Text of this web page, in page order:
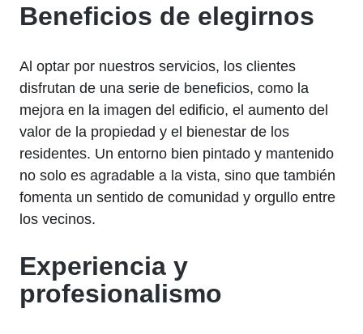
Beneficios de elegirnos
Al optar por nuestros servicios, los clientes
disfrutan de una serie de beneficios, como la
mejora en la imagen del edificio, el aumento del
valor de la propiedad y el bienestar de los
residentes. Un entorno bien pintado y mantenido
no solo es agradable a la vista, sino que también
fomenta un sentido de comunidad y orgullo entre
los vecinos.
Experiencia y
profesionalismo